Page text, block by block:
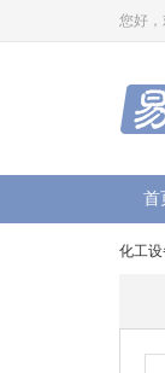
您好，
首
化工设